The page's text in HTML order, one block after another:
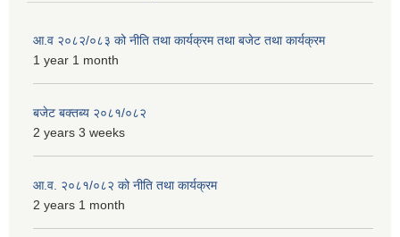
आ.व २०८२/०८३ को नीति तथा कार्यक्रम तथा बजेट तथा कार्यक्रम
1 year 1 month
बजेट बक्तब्य २०८१/०८२
2 years 3 weeks
आ.व. २०८१/०८२ को नीति तथा कार्यक्रम
2 years 1 month